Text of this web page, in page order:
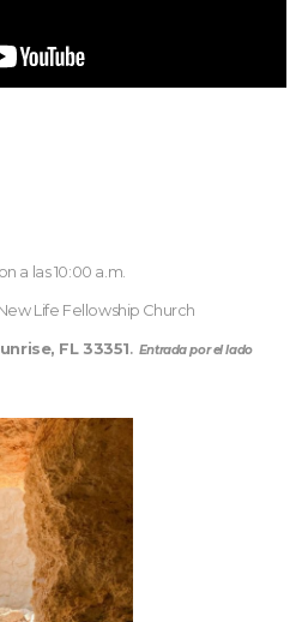
a las 10:00 a.m.
Life Fellowship Church
FL 33351. Entrada por el lado